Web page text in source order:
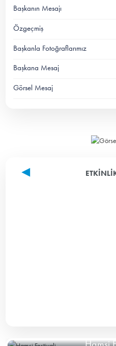
Başkanın Mesajı
Özgeçmiş
Başkanla Fotoğraflarımız
Başkana Mesaj
Görsel Mesaj